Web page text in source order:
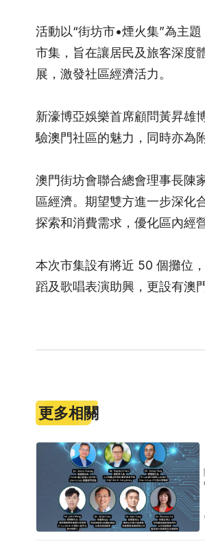
活動以“街坊市•煙火集”為主
市集，旨在讓居民及旅客深度
展，激發社區經濟活力。
新濠博亞娛樂首席顧問黃昇雄
驗澳門社區的魅力，同時亦為
澳門街坊會聯合總會理事長陳
區經濟。期望雙方進一步深化
探索和消費需求，優化區內經
本次市集設有將近 50 個攤位
蹈及歌唱表演助興，更設有澳
更多相關